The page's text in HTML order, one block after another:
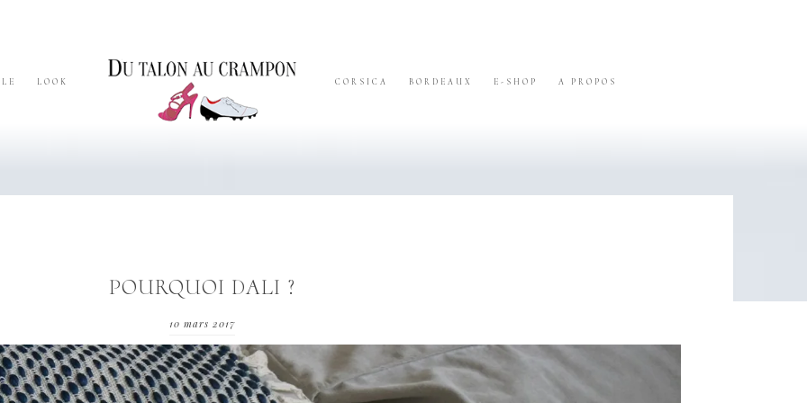
LOOK CORSICA BORDEAUX E-SHOP A PROPOS
POURQUOI DALI ?
10 mars 2017